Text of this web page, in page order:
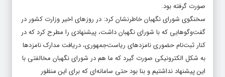
صورت گرفته بود.
سخنگوی شورای نگهبان خاطرنشان کرد: در روزهای اخیر وزارت کشور در
گفت‌وگوهایی که با شورای نگهبان داشت، پیشنهادی را مطرح کرد که در
کنار ثبت‌نام حضوری نامزدهای ریاست‌جمهوری، دریافت مدارک نامزدها
به شکل الکترونیکی صورت گیرد که ما هم در شورای نگهبان مخالفتی با
این پیشنهاد نداشتیم و بنا بود حتی سامانه‌ای که برای این منظور